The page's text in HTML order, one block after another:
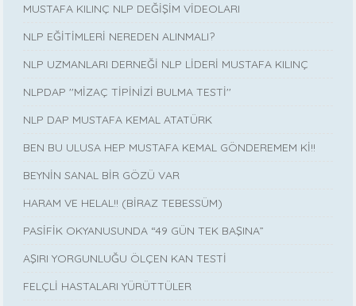
MUSTAFA KILINÇ NLP DEĞİŞİM VİDEOLARI
NLP EĞİTİMLERİ NEREDEN ALINMALI?
NLP UZMANLARI DERNEĞİ NLP LİDERİ MUSTAFA KILINÇ
NLPDAP ''MİZAÇ TİPİNİZİ BULMA TESTİ''
NLP DAP MUSTAFA KEMAL ATATÜRK
BEN BU ULUSA HEP MUSTAFA KEMAL GÖNDEREMEM Kİ!!
BEYNİN SANAL BİR GÖZÜ VAR
HARAM VE HELAL!! (BİRAZ TEBESSÜM)
PASİFİK OKYANUSUNDA “49 GÜN TEK BAŞINA”
AŞIRI YORGUNLUĞU ÖLÇEN KAN TESTİ
FELÇLİ HASTALARI YÜRÜTTÜLER